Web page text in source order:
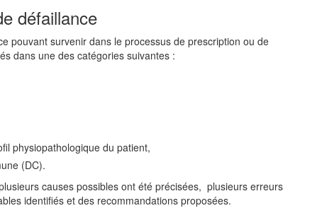
défaillance
pouvant survenir dans le processus de prescription ou de
dans une des catégories suivantes :
physiopathologique du patient,
(DC).
causes possibles ont été précisées, plusieurs erreurs
identifiés et des recommandations proposées.